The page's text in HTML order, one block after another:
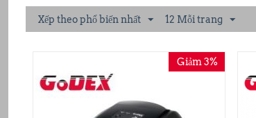
Xếp theo phổ biến nhất 12 Mỗi trang
Giảm 3%